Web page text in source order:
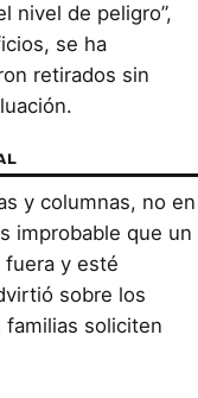
nivel de peligro”,
se ha
retirados sin
y columnas, no en
improbable que un
y esté
sobre los
familias soliciten